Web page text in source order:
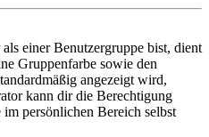
einer Benutzergruppe bist, dient
Gruppenfarbe sowie den
angezeigt wird,
kann dir die Berechtigung
persönlichen Bereich selbst